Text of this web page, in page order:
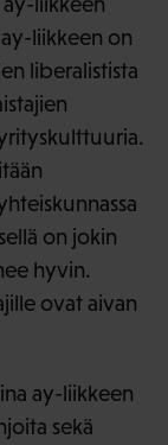
liikkeen on
liberalistista
on jokin
hyvin.
ovat aivan
ay-liikkeen
sekä